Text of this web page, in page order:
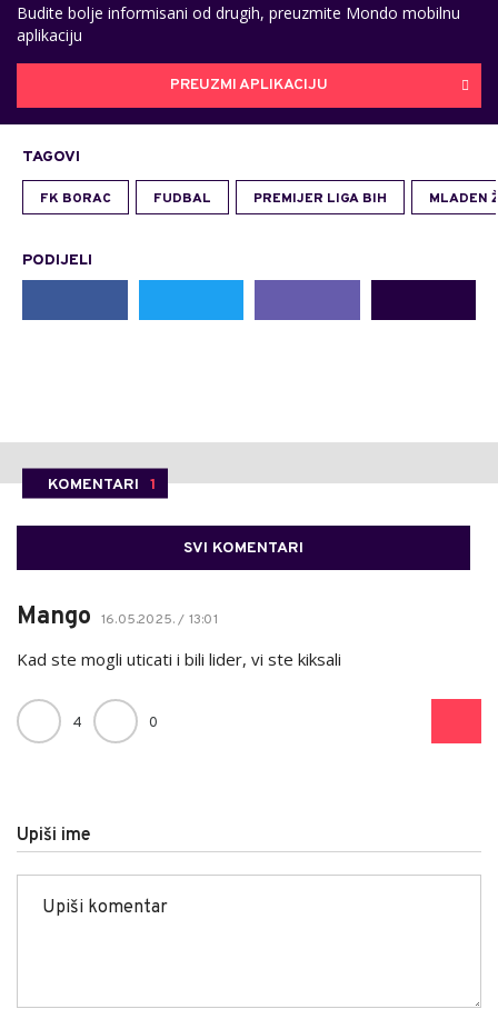
Budite bolje informisani od drugih, preuzmite Mondo mobilnu
aplikaciju
PREUZMI APLIKACIJU
TAGOVI
FK BORAC FUDBAL PREMIJER LIGA BIH MLADEN
PODIJELI
KOMENTARI 1
SVI KOMENTARI
Mango 16.05.2025. / 13:01
Kad ste mogli uticati i bili lider, vi ste kiksali
4 0
Upiši ime